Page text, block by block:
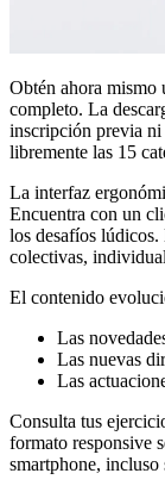
Obtén ahora mismo
completo. La
inscripción previa ni
libremente las 15
La interfaz
Encuentra con un
los desafíos
colectivas,
El contenido
Las
Las nuevas
Las
Consulta tus
formato responsive
smartphone,